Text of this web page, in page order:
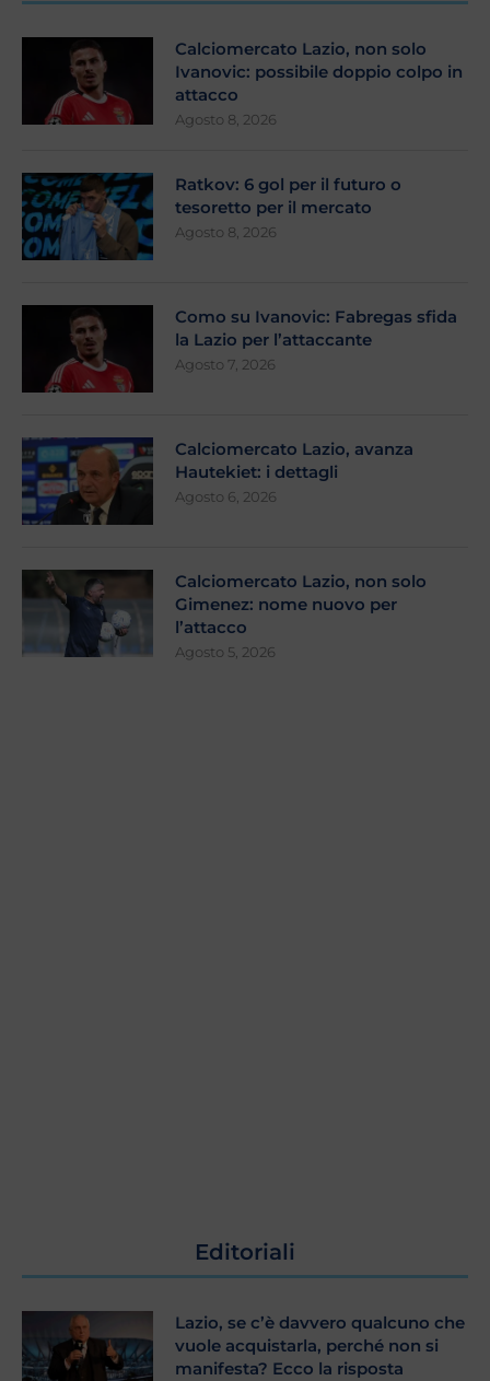
Calciomercato Lazio, non solo
Ivanovic: possibile doppio colpo in
attacco
Agosto 8, 2026
Ratkov: 6 gol per il futuro o
tesoretto per il mercato
Agosto 8, 2026
Como su Ivanovic: Fabregas sfida
la Lazio per l’attaccante
Agosto 7, 2026
Calciomercato Lazio, avanza
Hautekiet: i dettagli
Agosto 6, 2026
Calciomercato Lazio, non solo
Gimenez: nome nuovo per
l’attacco
Agosto 5, 2026
Editoriali
Lazio, se c’è davvero qualcuno che
vuole acquistarla, perché non si
manifesta? Ecco la risposta